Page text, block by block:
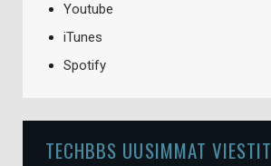
Youtube
iTunes
Spotify
TECHBBS UUSIMMAT VIESTIT